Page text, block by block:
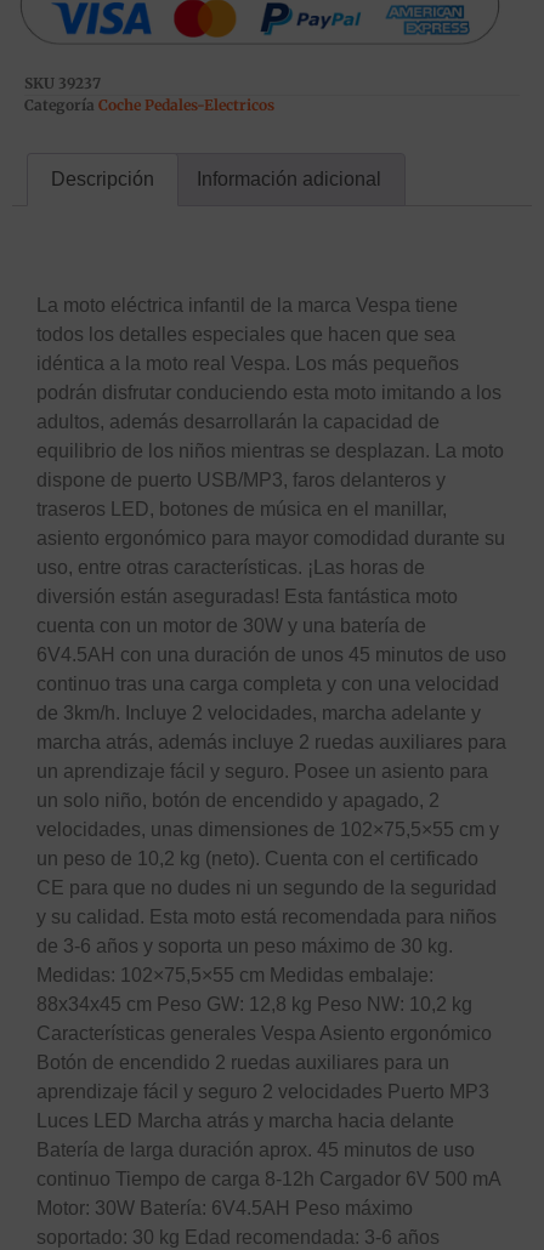
SKU 39237
Categoría Coche Pedales-Electricos
Descripción Información adicional
La moto eléctrica infantil de la marca Vespa tiene
todos los detalles especiales que hacen que sea
idéntica a la moto real Vespa. Los más pequeños
podrán disfrutar conduciendo esta moto imitando a los
adultos, además desarrollarán la capacidad de
equilibrio de los niños mientras se desplazan. La moto
dispone de puerto USB/MP3, faros delanteros y
traseros LED, botones de música en el manillar,
asiento ergonómico para mayor comodidad durante su
uso, entre otras características. ¡Las horas de
diversión están aseguradas! Esta fantástica moto
cuenta con un motor de 30W y una batería de
6V4.5AH con una duración de unos 45 minutos de uso
continuo tras una carga completa y con una velocidad
de 3km/h. Incluye 2 velocidades, marcha adelante y
marcha atrás, además incluye 2 ruedas auxiliares para
un aprendizaje fácil y seguro. Posee un asiento para
un solo niño, botón de encendido y apagado, 2
velocidades, unas dimensiones de 102×75,5×55 cm y
un peso de 10,2 kg (neto). Cuenta con el certificado
CE para que no dudes ni un segundo de la seguridad
y su calidad. Esta moto está recomendada para niños
de 3-6 años y soporta un peso máximo de 30 kg.
Medidas: 102×75,5×55 cm Medidas embalaje:
88x34x45 cm Peso GW: 12,8 kg Peso NW: 10,2 kg
Características generales Vespa Asiento ergonómico
Botón de encendido 2 ruedas auxiliares para un
aprendizaje fácil y seguro 2 velocidades Puerto MP3
Luces LED Marcha atrás y marcha hacia delante
Batería de larga duración aprox. 45 minutos de uso
continuo Tiempo de carga 8-12h Cargador 6V 500 mA
Motor: 30W Batería: 6V4.5AH Peso máximo
soportado: 30 kg Edad recomendada: 3-6 años